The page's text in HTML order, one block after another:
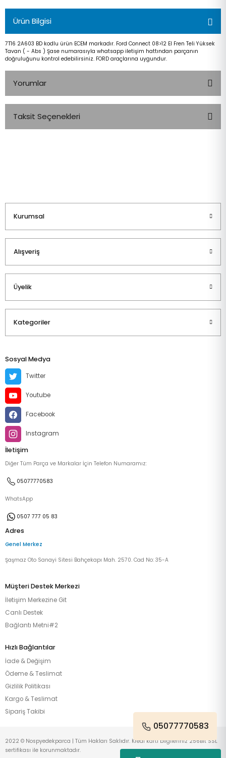
Ürün Bilgisi
7T16 2A603 BD kodlu ürün ECEM markadır. Ford Connect 08>12 El Fren Teli Yüksek
Tavan ( - Abs ) Şase numarasıyla whatsapp iletişim hattından parçanın
doğruluğunu kontrol edebilirsiniz. FORD araçlarına uygundur.
Yorumlar
Taksit Seçenekleri
Kurumsal
Alışveriş
Üyelik
Kategoriler
Sosyal Medya
Twitter
Youtube
Facebook
Instagram
İletişim
Diğer Tüm Parça ve Markalar İçin Telefon Numaramız:
05077770583
WhatsApp
0507 777 05 83
Adres
Genel Merkez
Şaşmaz Oto Sanayi Sitesi Bahçekapı Mah. 2570. Cad No: 35-A
Müşteri Destek Merkezi
İletişim Merkezine Git
Canlı Destek
Bağlantı Metni#2
Hızlı Bağlantılar
İade & Değişim
Ödeme & Teslimat
Gizlilik Politikası
Kargo & Teslimat
Sipariş Takibi
05077770583
2022 © Nospyedekparca | Tüm Hakları Saklıdır. Kredi kartı bilgileriniz 256Bit SSL
sertifikası ile korunmaktadır.